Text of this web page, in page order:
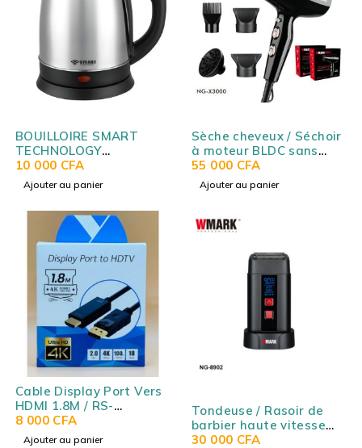
BOUILLOIRE SMART
TECHNOLOGY
ELECTRICS 1.8L GRIS
STPE249S
10 000 CFA
Ajouter au panier
Sèche cheveux / Séchoir
à moteur BLDC sans
balais WMARK NG-
X3000
55 000 CFA
Ajouter au panier
Cable Display Port Vers
HDMI 1.8M / RS-
DPHDMI1.8M
8 000 CFA
Ajouter au panier
Tondeuse / Rasoir de
barbier haute vitesse
WMARK NG-8902
30 000 CFA